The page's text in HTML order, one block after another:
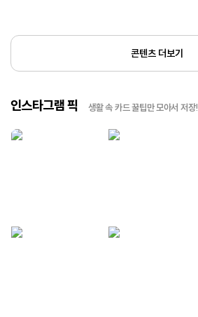
콘텐츠 더보기
인스타그램 픽 생활 속 카드 꿀팁만 모아서 저장!